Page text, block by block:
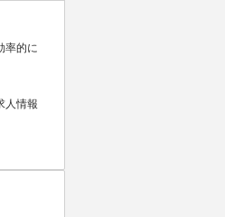
率的に
人情報